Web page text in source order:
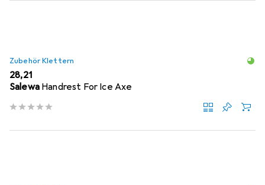
Zubehör Klettern
EUR
28,21
Salewa Handrest For Ice Axe